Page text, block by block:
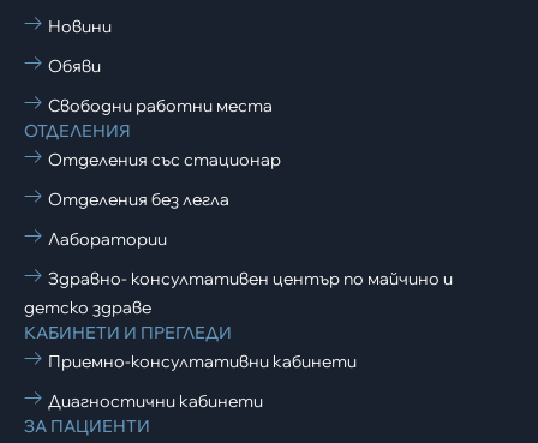
Новини
Обяви
Свободни работни места
ОТДЕЛЕНИЯ
Отделения със стационар
Отделения без легла
Лаборатории
Здравно- консултативен център по майчино и
детско здраве
КАБИНЕТИ И ПРЕГЛЕДИ
Приемно-консултативни кабинети
Диагностични кабинети
ЗА ПАЦИЕНТИ